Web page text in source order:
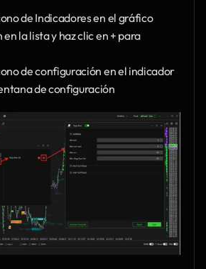
de Indicadores en el gráfico
en la lista y haz clic en + para
de configuración en el indicador
de configuración